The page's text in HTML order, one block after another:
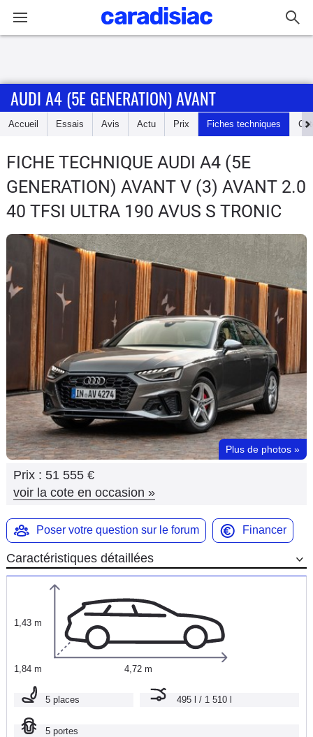
Accueil
Essais
Guide
d'achat
Electriques
Utilitaires
Flottes
Auto
Services
Forum
Moto
Marques
AUDI A4 (5E GENERATION) AVANT
Accueil Essais Avis Actu Prix Fiches techniques
FICHE TECHNIQUE AUDI A4 (5E
GENERATION) AVANT V (3) AVANT 2.0
40 TFSI ULTRA 190 AVUS S TRONIC
Plus de photos »
Prix : 51 555 €
voir la cote en occasion »
Poser votre question sur le forum Financer
Caractéristiques détaillées
1,43 m
1,84 m 4,72 m
5 places 495 l / 1 510 l
5 portes